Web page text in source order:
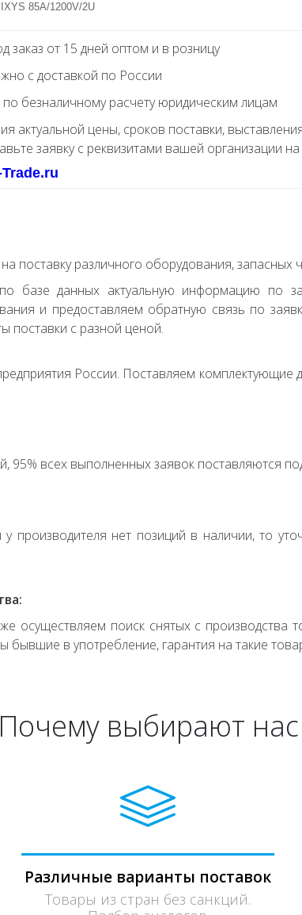
85A/1200V/2U
заказ от 15 дней оптом и в розницу
с доставкой по России
безналичному расчету юридическим лицам
актуальной цены, сроков поставки,
заявку с реквизитами вашей организации
различного оборудования, запасных
базе данных актуальную информацию по
и предоставляем обратную связь по
поставки с разной ценой.
России. Поставляем комплектующие
95% всех выполненных заявок поставляются
производителя нет позиций в наличии, то
осуществляем поиск снятых с производства
бывшие в употребление, гарантия на такие
Почему выбирают нас
Различные варианты поставок
Товары из стран без санкций.